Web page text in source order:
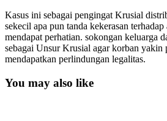
Kasus ini sebagai pengingat Krusial
sekecil apa pun tanda kekerasan terhadap
mendapat perhatian. sokongan keluarga
sebagai Unsur Krusial agar korban yakin
mendapatkan perlindungan legalitas.
You may also like